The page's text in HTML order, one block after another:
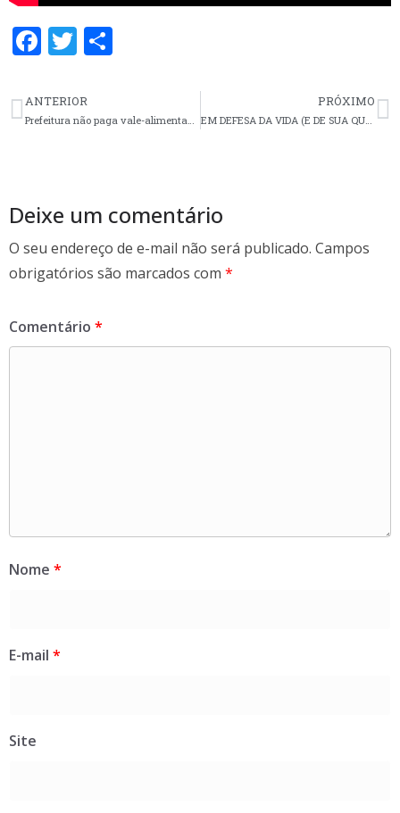
F
e
b
k
T
itt
er e
ANTERIOR
Prefeitura não paga vale-alimentação para trabalhadores do IMESF
PRÓXIMO
EM DEFESA DA VIDA (E DE SUA QUALIDADE), DO EMPREGO E DA RENDA
Deixe um comentário
O seu endereço de e-mail não será publicado. Campos
obrigatórios são marcados com *
Comentário *
Nome *
E-mail *
Site